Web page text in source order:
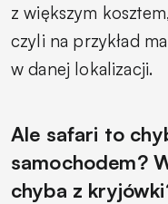
z większym
czyli na przykład
w danej lokalizacji.
Ale safari to
samochodem?
chyba z